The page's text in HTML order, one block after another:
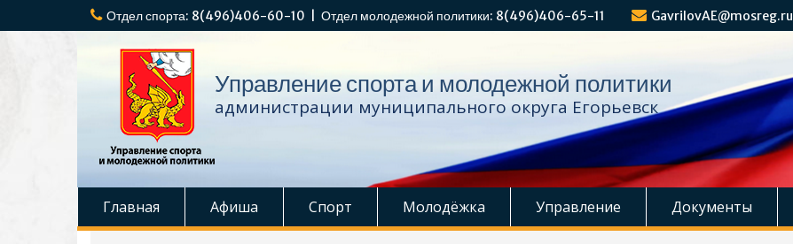
к
Отдел спорта: 8(496)406-60-10 | Отдел молодежной политики: 8(496)406-65-11 GavrilovAE@mosreg.ru
Управление спорта и молодежной политики
администрации муниципального округа Егорьевск
Главная Афиша Спорт Молодёжка Управление Документы